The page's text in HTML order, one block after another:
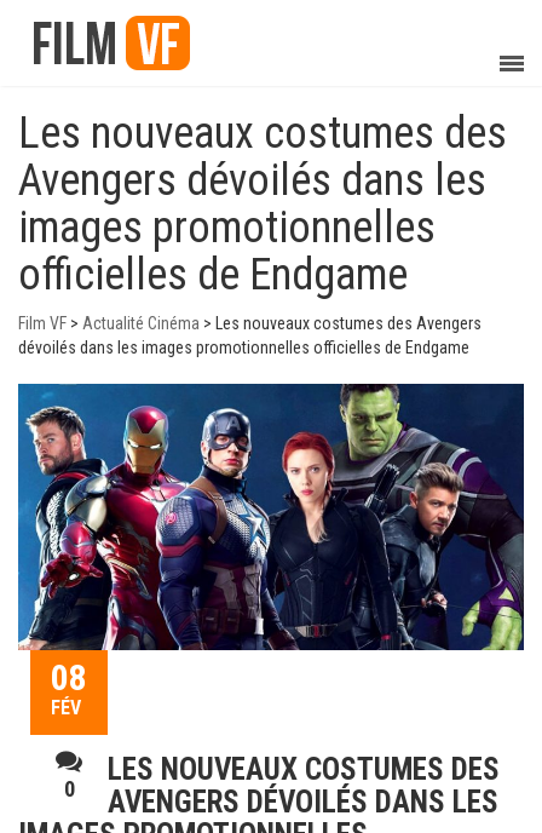
Les nouveaux costumes des
Avengers dévoilés dans les
images promotionnelles
officielles de Endgame
Film VF > Actualité Cinéma >
Les nouveaux costumes des Avengers
dévoilés dans les images promotionnelles officielles de Endgame
08
FÉV
0
LES NOUVEAUX COSTUMES DES
AVENGERS DÉVOILÉS DANS LES